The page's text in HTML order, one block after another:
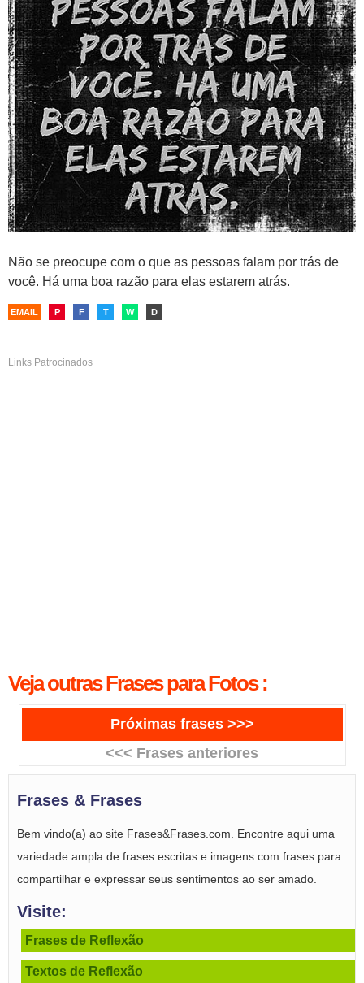
Não se preocupe com o que as pessoas falam por trás de
você. Há uma boa razão para elas estarem atrás.
EMAIL P F T W D
Links Patrocinados
Veja outras Frases para Fotos :
Próximas frases >>>
<<< Frases anteriores
Frases & Frases
Bem vindo(a) ao site Frases&Frases.com. Encontre aqui uma
variedade ampla de frases escritas e imagens com frases para
compartilhar e expressar seus sentimentos ao ser amado.
Visite:
Frases de Reflexão
Textos de Reflexão